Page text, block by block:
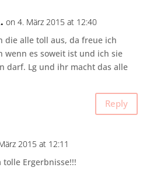
on 4. März 2015 at 12:40
die alle toll aus, da freue ich
wenn es soweit ist und ich sie
darf. Lg und ihr macht das alle
Reply
2015 at 12:11
tolle Ergerbnisse!!!